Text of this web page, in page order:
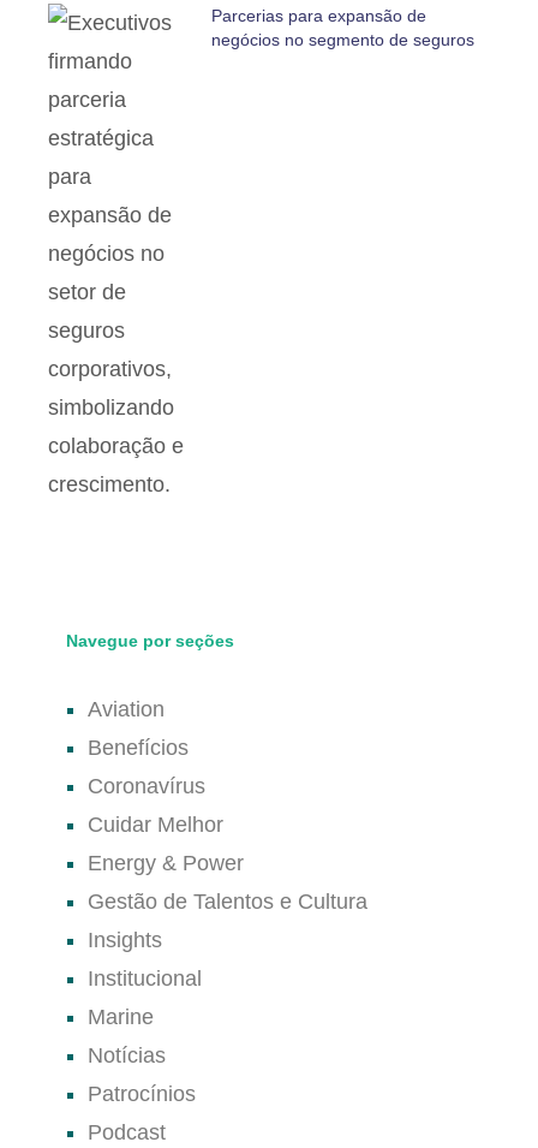
Parcerias para expansão de
negócios no segmento de seguros
Navegue por seções
Aviation
Benefícios
Coronavírus
Cuidar Melhor
Energy & Power
Gestão de Talentos e Cultura
Insights
Institucional
Marine
Notícias
Patrocínios
Podcast